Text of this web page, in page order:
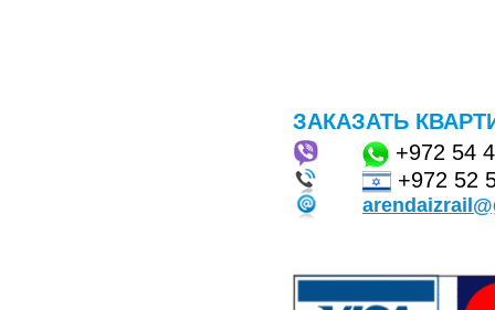
ЗАКАЗАТЬ
+972 54
+972 52